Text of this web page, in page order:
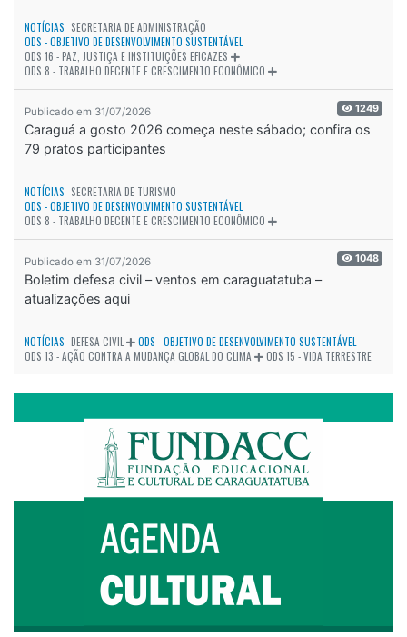
NOTÍCIAS SECRETARIA DE ADMINISTRAÇÃO
ODS - OBJETIVO DE DESENVOLVIMENTO SUSTENTÁVEL
ODS 16 - PAZ, JUSTIÇA E INSTITUIÇÕES EFICAZES
ODS 8 - TRABALHO DECENTE E CRESCIMENTO ECONÔMICO
Publicado em 31/07/2026 1249
Caraguá a gosto 2026 começa neste sábado; confira os
79 pratos participantes
NOTÍCIAS SECRETARIA DE TURISMO
ODS - OBJETIVO DE DESENVOLVIMENTO SUSTENTÁVEL
ODS 8 - TRABALHO DECENTE E CRESCIMENTO ECONÔMICO
Publicado em 31/07/2026 1048
Boletim defesa civil – ventos em caraguatatuba –
atualizações aqui
NOTÍCIAS DEFESA CIVIL
ODS - OBJETIVO DE DESENVOLVIMENTO SUSTENTÁVEL
ODS 13 - AÇÃO CONTRA A MUDANÇA GLOBAL DO CLIMA
ODS 15 - VIDA TERRESTRE